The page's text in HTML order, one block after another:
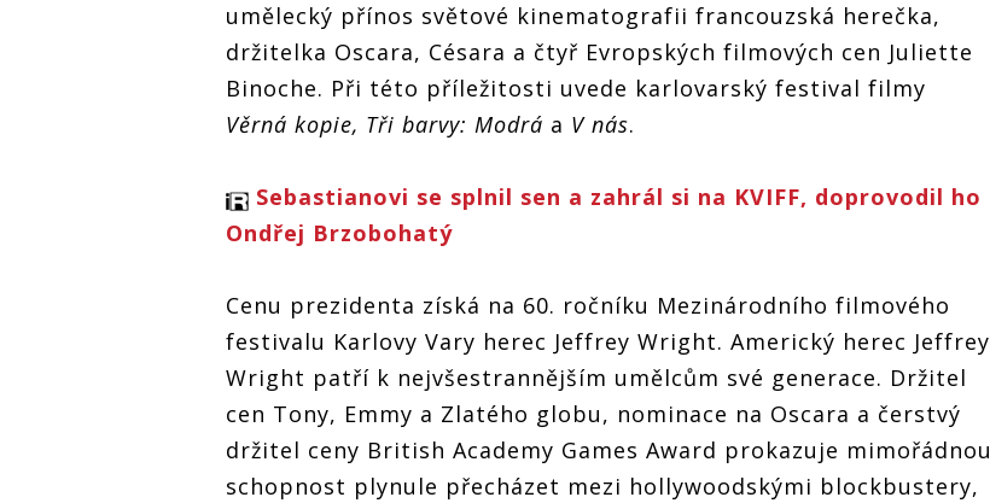
umělecký přínos světové kinematografii francouzská herečka,
držitelka Oscara, Césara a čtyř Evropských filmových cen Juliette
Binoche. Při této příležitosti uvede karlovarský festival filmy
Věrná kopie, Tři barvy: Modrá a V nás.
Sebastianovi se splnil sen a zahrál si na KVIFF, doprovodil ho
Ondřej Brzobohatý
Cenu prezidenta získá na 60. ročníku Mezinárodního filmového
festivalu Karlovy Vary herec Jeffrey Wright. Americký herec Jeffrey
Wright patří k nejvšestrannějším umělcům své generace. Držitel
cen Tony, Emmy a Zlatého globu, nominace na Oscara a čerstvý
držitel ceny British Academy Games Award prokazuje mimořádnou
schopnost plynule přecházet mezi hollywoodskými blockbustery,